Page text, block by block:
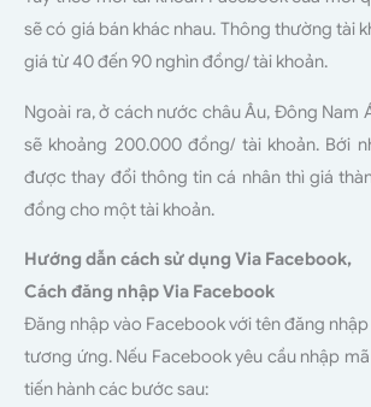
sẽ có giá bán khác nhau. Thông thường tài
giá từ 40 đến 90 nghìn đồng/ tài khoản.
Ngoài ra, ở cách nước châu Âu, Đông Nam
sẽ khoảng 200.000 đồng/ tài khoản. Bới
được thay đổi thông tin cá nhân thì giá
đồng cho một tài khoản.
Hướng dẫn cách sử dụng Via Facebook,
Cách đăng nhập Via Facebook
Đăng nhập vào Facebook với tên đăng nhập
tương ứng. Nếu Facebook yêu cầu nhập
tiến hành các bước sau: